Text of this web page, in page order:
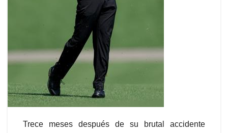
Trece meses después de su brutal accidente